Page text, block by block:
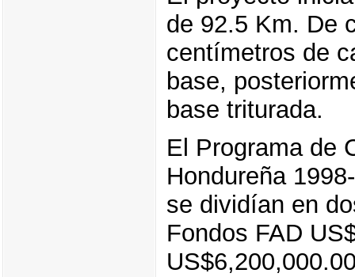
de 92.5 Km. De
centímetros de
base,
base triturada.
El Programa de
Hondureña
se dividían en
Fondos FAD